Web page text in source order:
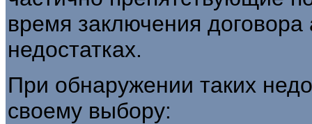
время заключения
недостатках.
При обнаружении таких
своему выбору: